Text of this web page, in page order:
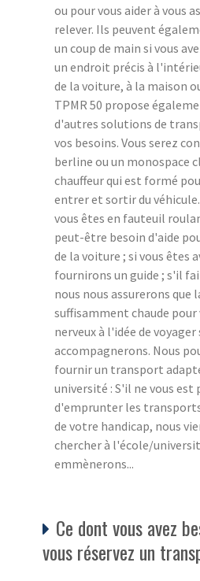
ou pour vous aider à vous
relever. Ils peuvent
un coup de main si vous
un endroit précis à
de la voiture, à la maison
TPMR 50 propose
d'autres solutions de
vos besoins. Vous serez
berline ou un monospace
chauffeur qui est formé
entrer et sortir du
vous êtes en fauteuil
peut-être besoin d'aide
de la voiture ; si vous êtes
fournirons un guide ; s'il
nous nous assurerons que
suffisamment chaude pour
nerveux à l'idée de voyager
accompagnerons. Nous
fournir un transport
université : S'il ne vous est
d'emprunter les
de votre handicap, nous
chercher à l'école/
emmènerons...
Ce dont vous avez
vous réservez un